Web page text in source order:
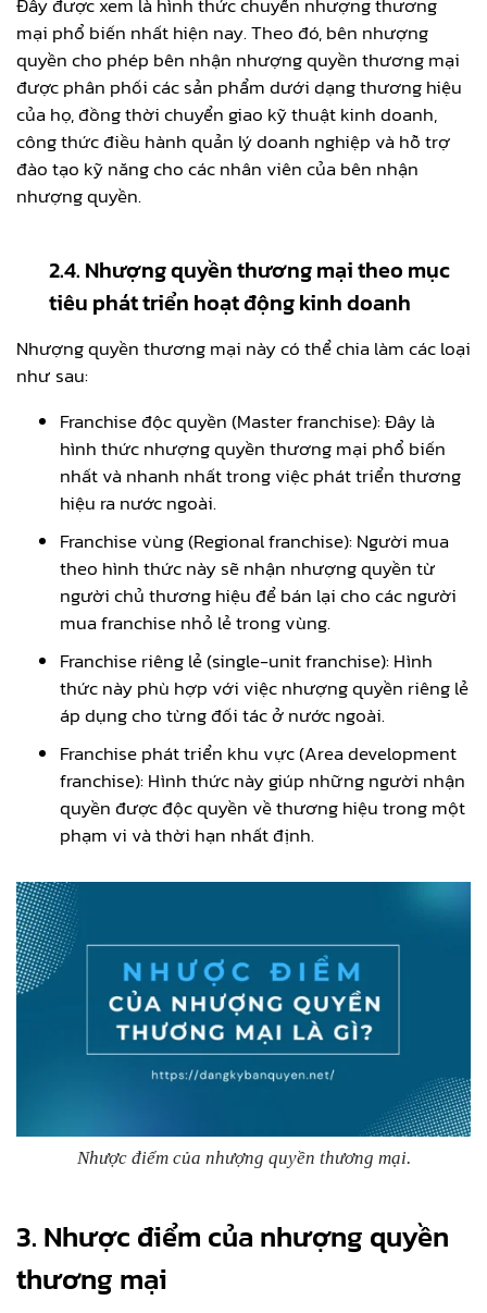
mại phổ biến nhất hiện nay. Theo đó, bên nhượng
quyền cho phép bên nhận nhượng quyền thương mại
được phân phối các sản phẩm dưới dạng thương hiệu
của họ, đồng thời chuyển giao kỹ thuật kinh doanh,
công thức điều hành quản lý doanh nghiệp và hỗ trợ
đào tạo kỹ năng cho các nhân viên của bên nhận
nhượng quyền.
2.4. Nhượng quyền thương mại theo mục
tiêu phát triển hoạt động kinh doanh
Nhượng quyền thương mại này có thể chia làm các loại
như sau:
Franchise độc quyền (Master franchise): Đây là
hình thức nhượng quyền thương mại phổ biến
nhất và nhanh nhất trong việc phát triển thương
hiệu ra nước ngoài.
Franchise vùng (Regional franchise): Người mua
theo hình thức này sẽ nhận nhượng quyền từ
người chủ thương hiệu để bán lại cho các người
mua franchise nhỏ lẻ trong vùng.
Franchise riêng lẻ (single-unit franchise): Hình
thức này phù hợp với việc nhượng quyền riêng lẻ
áp dụng cho từng đối tác ở nước ngoài.
Franchise phát triển khu vực (Area development
franchise): Hình thức này giúp những người nhận
quyền được độc quyền về thương hiệu trong một
phạm vi và thời hạn nhất định.
Nhược điểm của nhượng quyền thương mại.
3. Nhược điểm của nhượng quyền
thương mại